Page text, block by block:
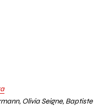
Olivia Seigne, Baptiste